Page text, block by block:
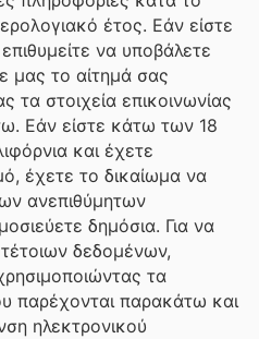
έτος. Εάν είστε
να υποβάλετε
μας το αίτημά σας
τα στοιχεία επικοινωνίας
Εάν είστε κάτω των 18
και έχετε
έχετε το δικαίωμα να
ανεπιθύμητων
δημόσια. Για να
δεδομένων,
τα
παρέχονται παρακάτω και
ηλεκτρονικού